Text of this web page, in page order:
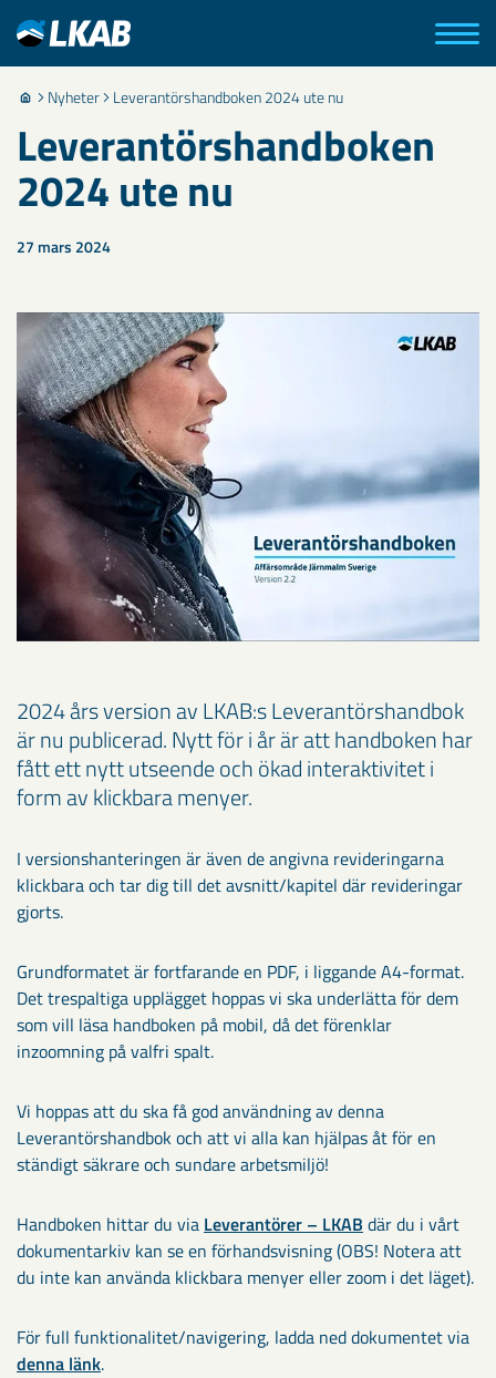
Nyheter Leverantörshandboken 2024 ute nu
Leverantörshandboken
2024 ute nu
27 mars 2024
2024 års version av LKAB:s Leverantörshandbok
är nu publicerad. Nytt för i år är att handboken har
fått ett nytt utseende och ökad interaktivitet i
form av klickbara menyer.
I versionshanteringen är även de angivna revideringarna
klickbara och tar dig till det avsnitt/kapitel där revideringar
gjorts.
Grundformatet är fortfarande en PDF, i liggande A4-format.
Det trespaltiga upplägget hoppas vi ska underlätta för dem
som vill läsa handboken på mobil, då det förenklar
inzoomning på valfri spalt.
Vi hoppas att du ska få god användning av denna
Leverantörshandbok och att vi alla kan hjälpas åt för en
ständigt säkrare och sundare arbetsmiljö!
Handboken hittar du via Leverantörer – LKAB där du i vårt
dokumentarkiv kan se en förhandsvisning (OBS! Notera att
du inte kan använda klickbara menyer eller zoom i det läget).
För full funktionalitet/navigering, ladda ned dokumentet via
denna länk.